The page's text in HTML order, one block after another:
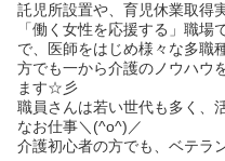
託児所設置や、育児休業取得
「働く女性を応援する」職
で、医師をはじめ様々な多職
方でも一から介護のノウハウ
ます☆彡
職員さんは若い世代も多く、
なお仕事＼(^o^)／
介護初心者の方でも、ベテラ